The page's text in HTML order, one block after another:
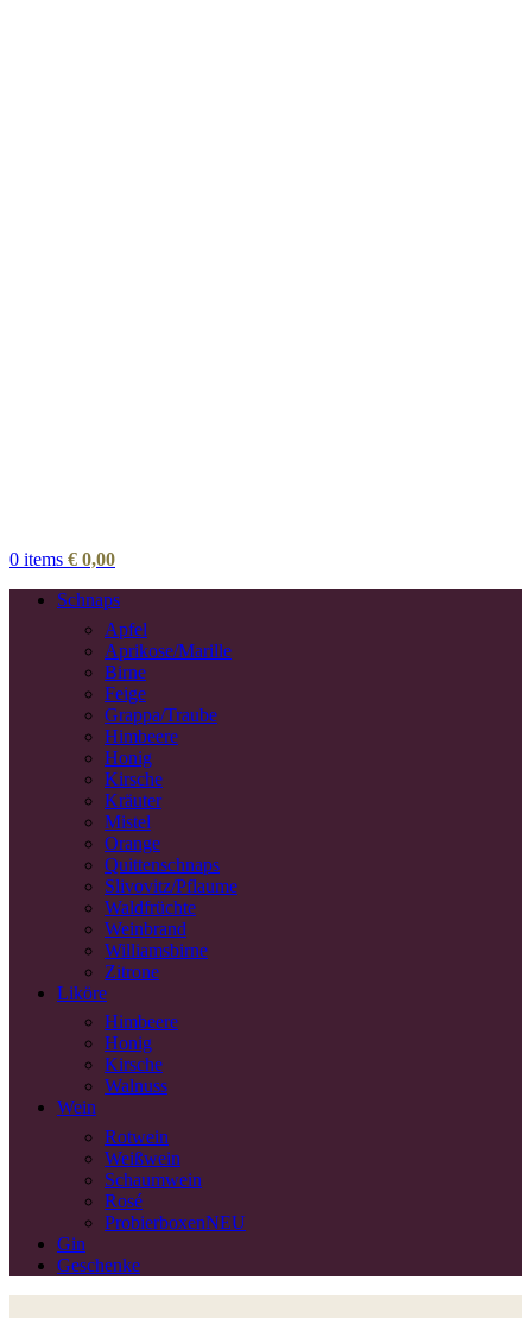
0 items € 0,00
Schnaps
Apfel
Aprikose/Marille
Birne
Feige
Grappa/Traube
Himbeere
Honig
Kirsche
Kräuter
Mistel
Orange
Quittenschnaps
Slivovitz/Pflaume
Waldfrüchte
Weinbrand
Williamsbirne
Zitrone
Liköre
Himbeere
Honig
Kirsche
Walnuss
Wein
Rotwein
Weißwein
Schaumwein
Rosé
ProbierboxenNEU
Gin
Geschenke